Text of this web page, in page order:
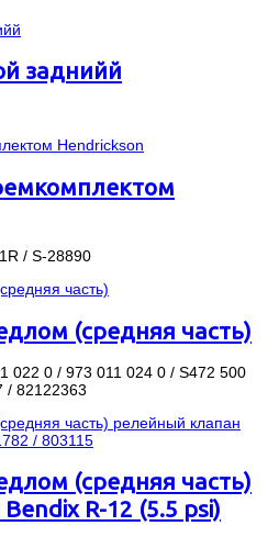
заднийй
/ S-28890
(средняя часть)
022 0 / 973 011 024 0 / S472 500
/ 82122363
(средняя часть)
R-12 (5.5 psi)